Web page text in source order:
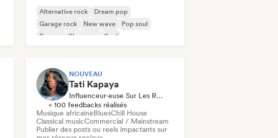
Alternative rock
Dream pop
Garage rock
New wave
Pop soul
Reggae
Shoegaze Soul
NOUVEAU
Tati Kapaya
Influenceur·euse Sur Les Réseaux Sociaux
< 100 feedbacks réalisés
Musique africaineBluesChill House
Classical musicCommercial / Mainstream
Publier des posts ou reels impactants sur